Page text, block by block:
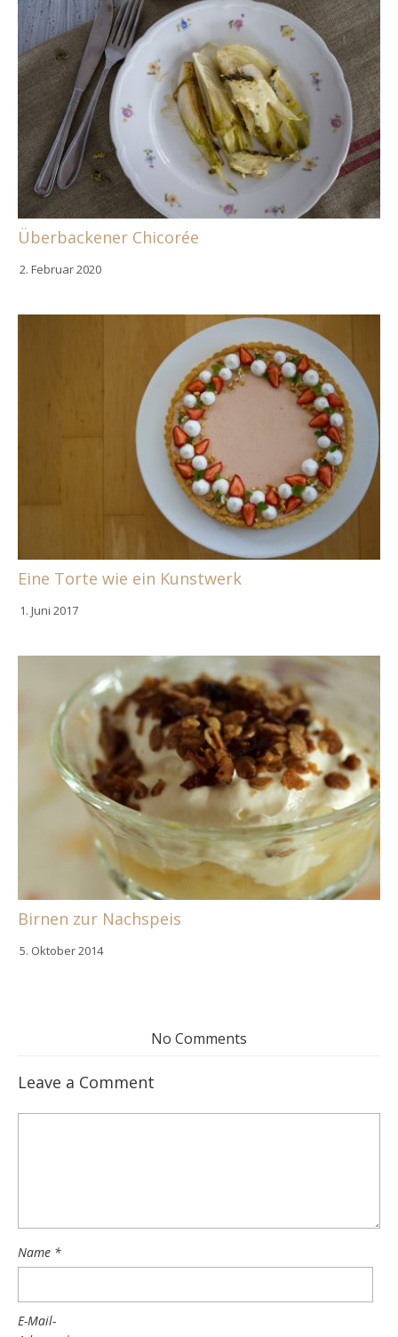
Überbackener Chicorée
2. Februar 2020
Eine Torte wie ein Kunstwerk
1. Juni 2017
Birnen zur Nachspeis
5. Oktober 2014
No Comments
Leave a Comment
Name *
E-Mail-